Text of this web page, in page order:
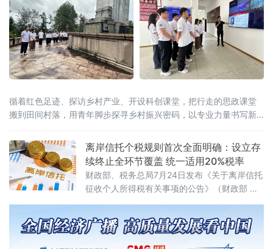
循着红色足迹、探访乡村产业、开设科创课堂，把行走的思政课堂
搬到田间村落，用青年脚步探寻乡村振兴密码，以专业力量书写新
员跟随讲解员重
离岸信托个税规则首次全面明确：设立存
续终止全环节覆盖 统一适用20%税率
财政部、税务总局7月24日发布《关于离岸信托
征收个人所得税有关事项的公告》（财政部 税
岸信托设立、存续、终止清算全环节的个人所
得税征管规则。根据公告，个人将财产装入离
岸信托以及通过离岸信托取得收益，均属于个